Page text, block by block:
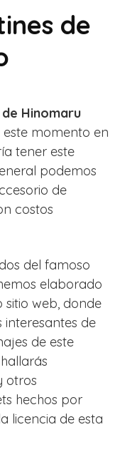
de
Hinomaru
momento en
tener este
podemos
de
costos
del famoso
elaborado
sitio web, donde
interesantes de
de este
otros
hechos por
licencia de esta